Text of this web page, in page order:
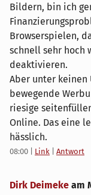
Bildern, bin ich
Browserspielen,
schnell sehr hoch
deaktivieren.
Aber unter keinen
bewegende
riesige
Online. Das eine
hässlich.
08:00 Link Antwort
Dirk Deimeke am